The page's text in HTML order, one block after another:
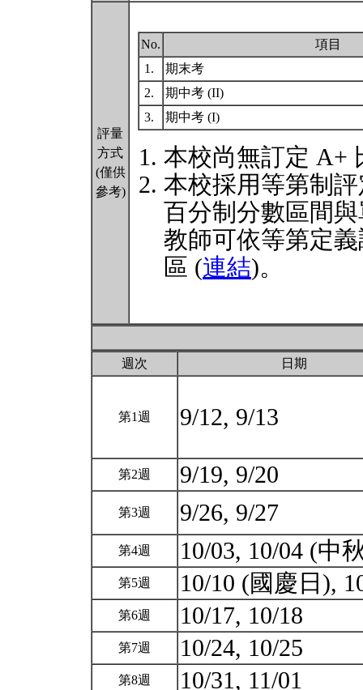
評量
方式
(僅供
參考)
No.
項目
1.
期末考
2.
期中考 (II)
3.
期中考 (I)
本校尚無訂定 A+
本校採用等第制
百分制分數區間
教師可依等第定
區 (連結)。
週次 日期
第1週 9/12, 9/13
第2週 9/19, 9/20
第3週 9/26, 9/27
第4週 10/03, 10/04 (中
第5週 10/10 (國慶日),
第6週 10/17, 10/18
第7週 10/24, 10/25
第8週 10/31, 11/01